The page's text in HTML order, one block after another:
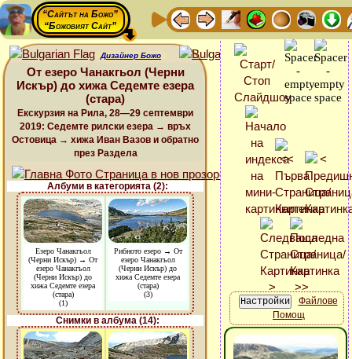
“Сайтът на Божо”
“Божовият Сайт”
Дизайнер Божо
От езеро Чанакгьол (Черни
Искър) до хижа Седемте езера
(стара)
Екскурзия на Рила, 28—29 септември
2019: Седемте рилски езера → връх
Остовица → хижа Иван Вазов и обратно
през Раздела
Албуми в категорията (2):
Езеро Чанакгьол
(Черни Искър) → От
езеро Чанакгьол
(Черни Искър) до
хижа Седемте езера
(стара)
(1)
Рибното езеро → От
езеро Чанакгьол
(Черни Искър) до
хижа Седемте езера
(стара)
(3)
Снимки в албума (14):
Файлове
Помощ